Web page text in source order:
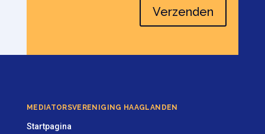
Verzenden
MEDIATORSVERENIGING HAAGLANDEN
Startpagina